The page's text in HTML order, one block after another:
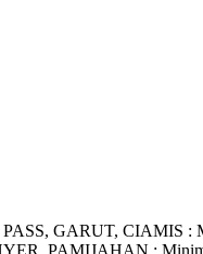
GARUT, CIAMIS :